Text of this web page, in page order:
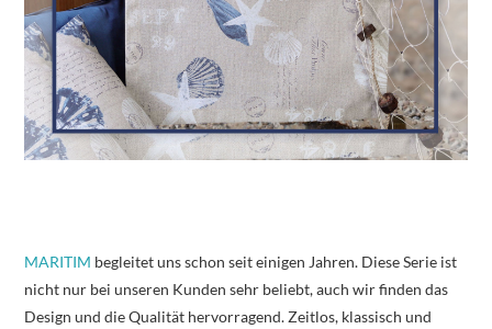
MARITIM begleitet uns schon seit einigen Jahren. Diese Serie ist
nicht nur bei unseren Kunden sehr beliebt, auch wir finden das
Design und die Qualität hervorragend. Zeitlos, klassisch und